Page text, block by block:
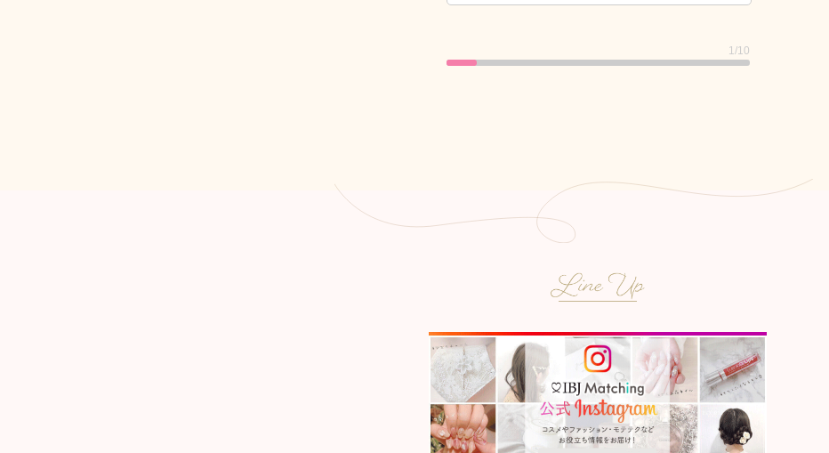
1/10